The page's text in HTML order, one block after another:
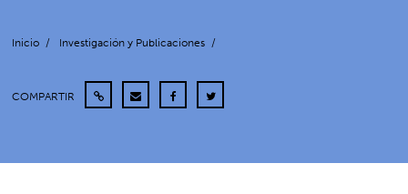
Inicio / Investigación y Publicaciones /
COMPARTIR